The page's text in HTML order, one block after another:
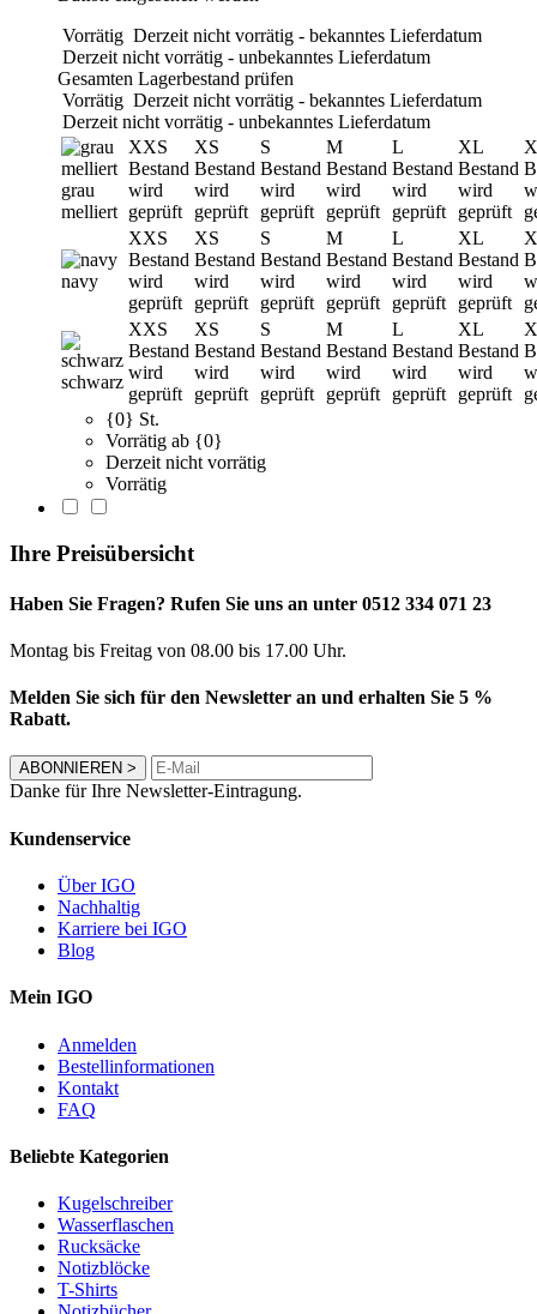
Vorrätig Derzeit nicht vorrätig - bekanntes Lieferdatum
Derzeit nicht vorrätig - unbekanntes Lieferdatum
Gesamten Lagerbestand prüfen
Vorrätig Derzeit nicht vorrätig - bekanntes Lieferdatum
Derzeit nicht vorrätig - unbekanntes Lieferdatum
grau
melliert
XXS
Bestand
wird
geprüft
XS
Bestand
wird
geprüft
S
Bestand
wird
geprüft
M
Bestand
wird
geprüft
L
Bestand
wird
geprüft
XL
Bestand
wird
geprüft
navy
XXS
Bestand
wird
geprüft
XS
Bestand
wird
geprüft
S
Bestand
wird
geprüft
M
Bestand
wird
geprüft
L
Bestand
wird
geprüft
XL
Bestand
wird
geprüft
schwarz
XXS
Bestand
wird
geprüft
XS
Bestand
wird
geprüft
S
Bestand
wird
geprüft
M
Bestand
wird
geprüft
L
Bestand
wird
geprüft
XL
Bestand
wird
geprüft
{0} St.
Vorrätig ab {0}
Derzeit nicht vorrätig
Vorrätig
Ihre Preisübersicht
Haben Sie Fragen? Rufen Sie uns an unter 0512 334 071 23
Montag bis Freitag von 08.00 bis 17.00 Uhr.
Melden Sie sich für den Newsletter an und erhalten Sie 5 %
Rabatt.
ABONNIEREN >
Danke für Ihre Newsletter-Eintragung.
Kundenservice
Über IGO
Nachhaltig
Karriere bei IGO
Blog
Mein IGO
Anmelden
Bestellinformationen
Kontakt
FAQ
Beliebte Kategorien
Kugelschreiber
Wasserflaschen
Rucksäcke
Notizblöcke
T-Shirts